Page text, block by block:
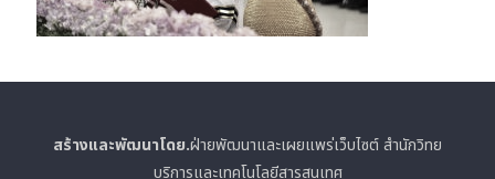
สร้างและพัฒนาโดย.ฝ่ายพัฒนาและเผยแพร่เว็บไซต์ สำนักวิทย
บริการและเทคโนโลยีสารสนเทศ